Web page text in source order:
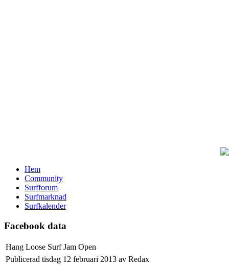
Hem
Community
Surfforum
Surfmarknad
Surfkalender
Facebook data
Hang Loose Surf Jam Open
Publicerad tisdag 12 februari 2013 av Redax